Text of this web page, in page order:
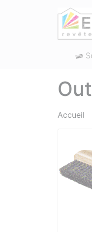
Accueil
Panneau de gestion des